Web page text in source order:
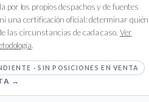
por los propios despachos y de fuentes
una certificación oficial: determinar quién
las circunstancias de cada caso. Ver
.
· SIN POSICIONES EN VENTA
→